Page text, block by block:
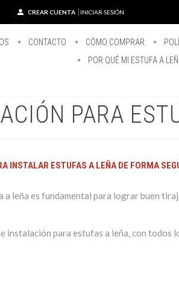
CREAR CUENTA INICIAR SESIÓN
CONTACTO CÓMO COMPRAR
POR QUÉ MI ESTUFA A
PARA
INSTALAR ESTUFAS A LEÑA DE FORMA
leña es fundamental para lograr buen
para estufas a leña, con todos